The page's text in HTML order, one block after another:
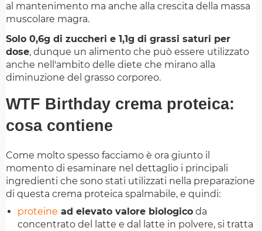
al mantenimento ma anche alla crescita della massa
muscolare magra.
Solo 0,6g di zuccheri e 1,1g di grassi saturi per
dose, dunque un alimento che può essere utilizzato
anche nell'ambito delle diete che mirano alla
diminuzione del grasso corporeo.
WTF Birthday crema proteica:
cosa contiene
Come molto spesso facciamo è ora giunto il
momento di esaminare nel dettaglio i principali
ingredienti che sono stati utilizzati nella preparazione
di questa crema proteica spalmabile, e quindi:
proteine ad elevato valore biologico da
concentrato del latte e dal latte in polvere, si tratta